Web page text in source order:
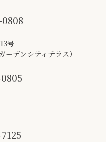
号
デンシティテラス）